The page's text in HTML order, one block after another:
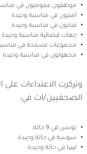
موظفون عموميون في
أمنيون في مناسبة وحيدة
فنانون في مناسبة وحيدة
جهات قضائية مناسبة وحيدة
مجموعات مسلحة في
مجهولون في مناسبة وحيدة
وتركزت الاعتداءات
الصحفيين/ات في:
تونس في 9 حالة.
سوسة في حالة وحيدة.
ليبيا في حالة وحيدة.